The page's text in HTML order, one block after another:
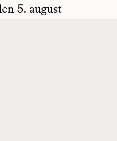
5. august